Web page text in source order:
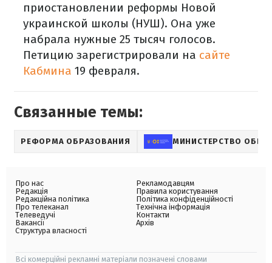
приостановлении реформы Новой
украинской школы (НУШ). Она уже
набрала нужные 25 тысяч голосов.
Петицию зарегистрировали на сайте
Кабмина 19 февраля.
Связанные темы:
РЕФОРМА ОБРАЗОВАНИЯ МИНИСТЕРСТВО
Про нас
Редакція
Редакційна політика
Про телеканал
Телеведучі
Вакансії
Структура власності
Рекламодавцям
Правила користування
Політика конфіденційності
Технічна інформація
Контакти
Архів
Всі комерційні рекламні матеріали позначені словами